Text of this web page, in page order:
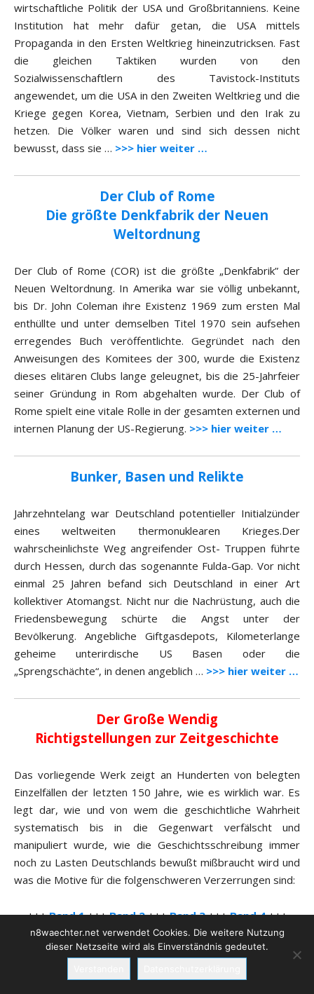
wirtschaftliche Politik der USA und Großbritanniens. Keine
Institution hat mehr dafür getan, die USA mittels
Propaganda in den Ersten Weltkrieg hineinzutricksen. Fast
die gleichen Taktiken wurden von den
Sozialwissenschaftlern des Tavistock-Instituts
angewendet, um die USA in den Zweiten Weltkrieg und die
Kriege gegen Korea, Vietnam, Serbien und den Irak zu
hetzen. Die Völker waren und sind sich dessen nicht
bewusst, dass sie … >>> hier weiter …
Der Club of Rome
Die größte Denkfabrik der Neuen
Weltordnung
Der Club of Rome (COR) ist die größte „Denkfabrik” der
Neuen Weltordnung. In Amerika war sie völlig unbekannt,
bis Dr. John Coleman ihre Existenz 1969 zum ersten Mal
enthüllte und unter demselben Titel 1970 sein aufsehen
erregendes Buch veröffentlichte. Gegründet nach den
Anweisungen des Komitees der 300, wurde die Existenz
dieses elitären Clubs lange geleugnet, bis die 25-Jahrfeier
seiner Gründung in Rom abgehalten wurde. Der Club of
Rome spielt eine vitale Rolle in der gesamten externen und
internen Planung der US-Regierung. >>> hier weiter …
Bunker, Basen und Relikte
Jahrzehntelang war Deutschland potentieller Initialzünder
eines weltweiten thermonuklearen Krieges.Der
wahrscheinlichste Weg angreifender Ost- Truppen führte
durch Hessen, durch das sogenannte Fulda-Gap. Vor nicht
einmal 25 Jahren befand sich Deutschland in einer Art
kollektiver Atomangst. Nicht nur die Nachrüstung, auch die
Friedensbewegung schürte die Angst unter der
Bevölkerung. Angebliche Giftgasdepots, Kilometerlange
geheime unterirdische US Basen oder die
„Sprengschächte“, in denen angeblich … >>> hier weiter …
Der Große Wendig
Richtigstellungen zur Zeitgeschichte
Das vorliegende Werk zeigt an Hunderten von belegten
Einzelfällen der letzten 150 Jahre, wie es wirklich war. Es
legt dar, wie und von wem die geschichtliche Wahrheit
systematisch bis in die Gegenwart verfälscht und
manipuliert wurde, wie die Geschichtsschreibung immer
noch zu Lasten Deutschlands bewußt mißbraucht wird und
was die Motive für die folgenschweren Verzerrungen sind:
+++Band 1+++Band 2+++Band 3+++Band 4+++
Band 5 +++
n8waechter.net verwendet Cookies. Die weitere Nutzung
dieser Netzseite wird als Einverständnis gedeutet.